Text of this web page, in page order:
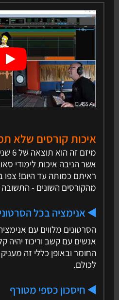
איכות קורסים שלא
אשר הניבה איכות לימודי
ראיתם כמותה עד היום! צפו
מהקורסים השונים - התשובה שם
◀️ אנימציה בכל
הסרטונים מלווים עם
אנשים עם קשב וריכוז יהיה
החומר ובאופן כללי זה מעניק
לכולם.
◀️ חיסכון כספי מטורף